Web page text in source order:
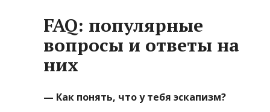
FAQ: популярные
вопросы и ответы на
них
— Как понять, что у тебя эскапизм?